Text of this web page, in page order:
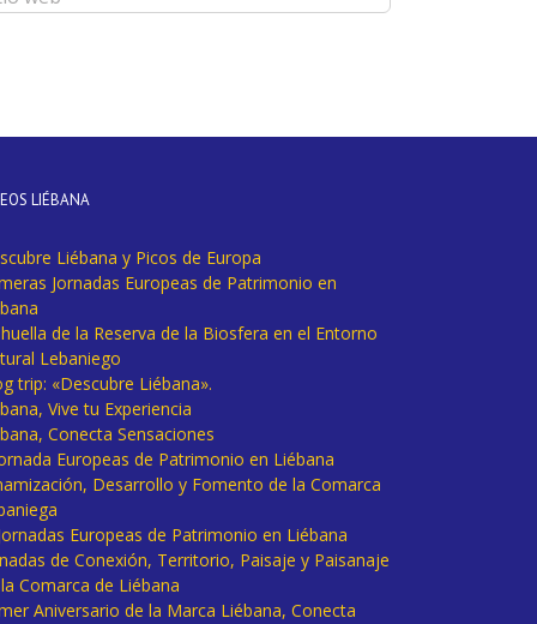
LIÉBANA
Liébana y Picos de Europa
Jornadas Europeas de Patrimonio en
de la Reserva de la Biosfera en el Entorno
Lebaniego
trip: «Descubre Liébana».
Vive tu Experiencia
Conecta Sensaciones
Europeas de Patrimonio en Liébana
Desarrollo y Fomento de la Comarca
Europeas de Patrimonio en Liébana
de Conexión, Territorio, Paisaje y Paisanaje
Comarca de Liébana
Aniversario de la Marca Liébana, Conecta